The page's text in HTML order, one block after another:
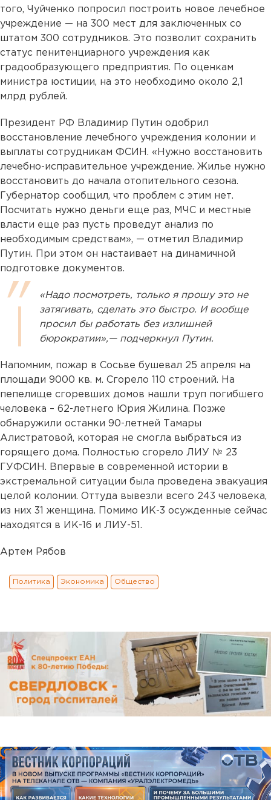
того, Чуйченко попросил построить новое лечебное
учреждение — на 300 мест для заключенных со
штатом 300 сотрудников. Это позволит сохранить
статус пенитенциарного учреждения как
градообразующего предприятия. По оценкам
министра юстиции, на это необходимо около 2,1
млрд рублей.
Президент РФ Владимир Путин одобрил
восстановление лечебного учреждения колонии и
выплаты сотрудникам ФСИН. «Нужно восстановить
лечебно-исправительное учреждение. Жилье нужно
восстановить до начала отопительного сезона.
Губернатор сообщил, что проблем с этим нет.
Посчитать нужно деньги еще раз, МЧС и местные
власти еще раз пусть проведут анализ по
необходимым средствам», — отметил Владимир
Путин. При этом он настаивает на динамичной
подготовке документов.
«Надо посмотреть, только я прошу это не
затягивать, сделать это быстро. И вообще
просил бы работать без излишней
бюрократии»,— подчеркнул Путин.
Напомним, пожар в Сосьве бушевал 25 апреля на
площади 9000 кв. м. Сгорело 110 строений. На
пепелище сгоревших домов нашли труп погибшего
человека – 62-летнего Юрия Жилина. Позже
обнаружили останки 90-летней Тамары
Алистратовой, которая не смогла выбраться из
горящего дома. Полностью сгорело ЛИУ № 23
ГУФСИН. Впервые в современной истории в
экстремальной ситуации была проведена эвакуация
целой колонии. Оттуда вывезли всего 243 человека,
из них 31 женщина. Помимо ИК-3 осужденные сейчас
находятся в ИК-16 и ЛИУ-51.
Артем Рябов
Политика Экономика Общество